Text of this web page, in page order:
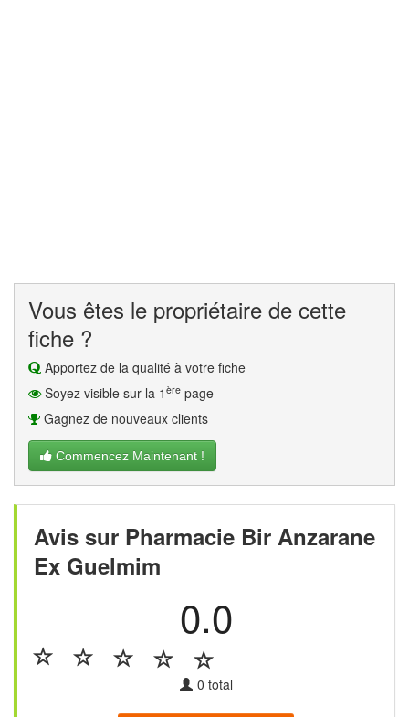
Vous êtes le propriétaire de cette
fiche ?
Apportez de la qualité à votre fiche
Soyez visible sur la 1 ère page
Gagnez de nouveaux clients
Commencez Maintenant !
Avis sur Pharmacie Bir Anzarane
Ex Guelmim
0.0
0 total